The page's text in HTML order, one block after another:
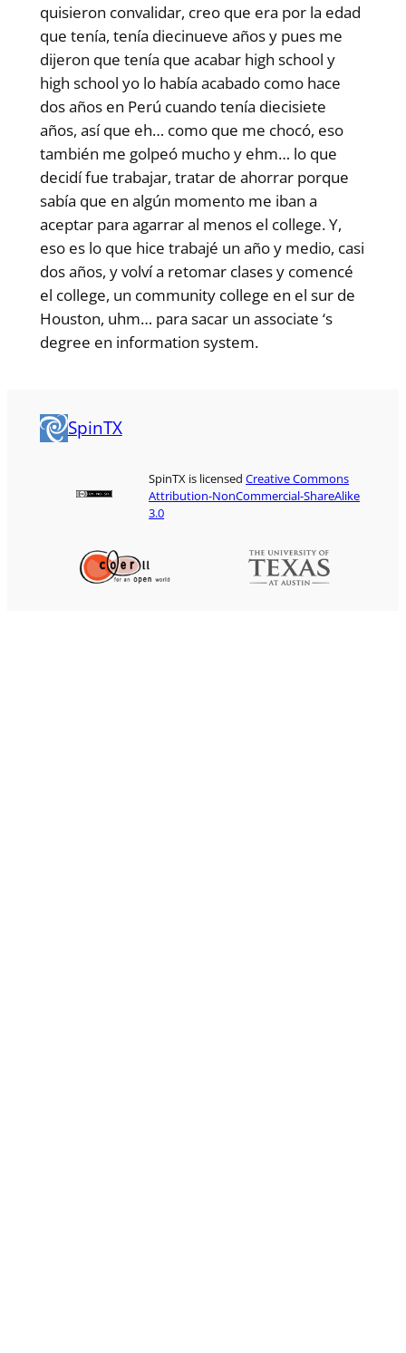
quisieron convalidar, creo que era por la edad
que tenía, tenía diecinueve años y pues me
dijeron que tenía que acabar high school y
high school yo lo había acabado como hace
dos años en Perú cuando tenía diecisiete
años, así que eh… como que me chocó, eso
también me golpeó mucho y ehm… lo que
decidí fue trabajar, tratar de ahorrar porque
sabía que en algún momento me iban a
aceptar para agarrar al menos el college. Y,
eso es lo que hice trabajé un año y medio, casi
dos años, y volví a retomar clases y comencé
el college, un community college en el sur de
Houston, uhm… para sacar un associate ‘s
degree en information system.
SpinTX
SpinTX is licensedCreative Commons
Attribution-NonCommercial-ShareAlike
3.0